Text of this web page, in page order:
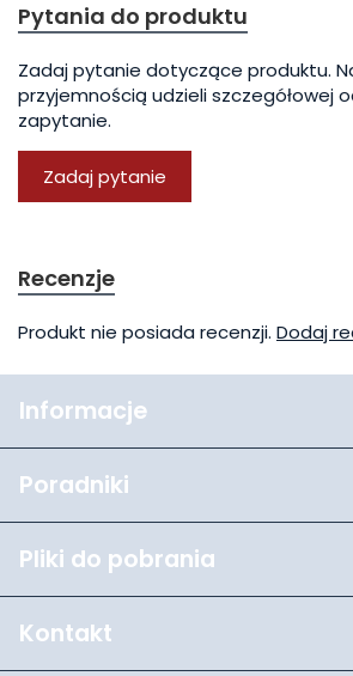
Pytania do produktu
Zadaj pytanie dotyczące produktu.
przyjemnością udzieli szczegółowej
zapytanie.
Zadaj pytanie
Recenzje
Produkt nie posiada recenzji. Dodaj
Informacje
Poradniki
Pliki do pobrania
Kontakt